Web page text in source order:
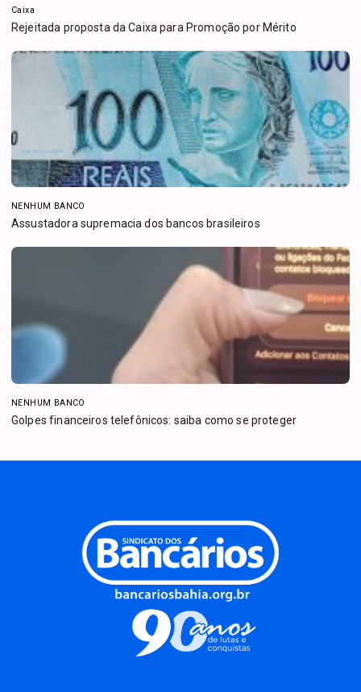
Caixa
Rejeitada proposta da Caixa para Promoção por Mérito
NENHUM BANCO
Assustadora supremacia dos bancos brasileiros
NENHUM BANCO
Golpes financeiros telefônicos: saiba como se proteger